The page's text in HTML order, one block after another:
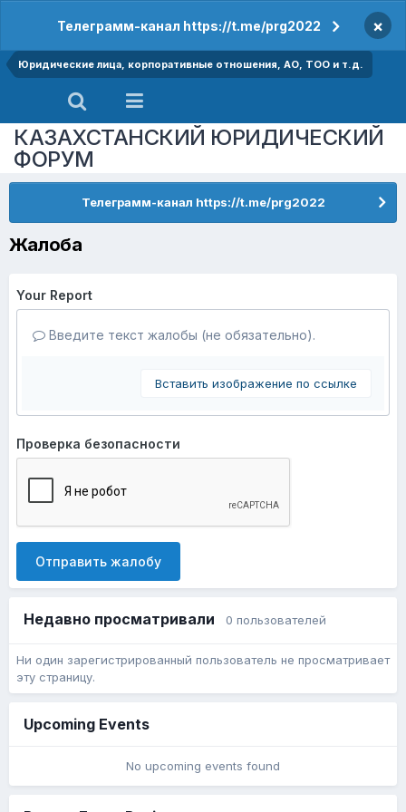
Телеграмм-канал https://t.me/prg2022 ×
Юридические лица, корпоративные отношения, АО, ТОО и т.д.
КАЗАХСТАНСКИЙ ЮРИДИЧЕСКИЙ
ФОРУМ
Телеграмм-канал https://t.me/prg2022
Жалоба
Your Report
Введите текст жалобы (не обязательно).
Вставить изображение по ссылке
Проверка безопасности
Отправить жалобу
Недавно просматривали 0 пользователей
Ни один зарегистрированный пользователь не просматривает
эту страницу.
Upcoming Events
No upcoming events found